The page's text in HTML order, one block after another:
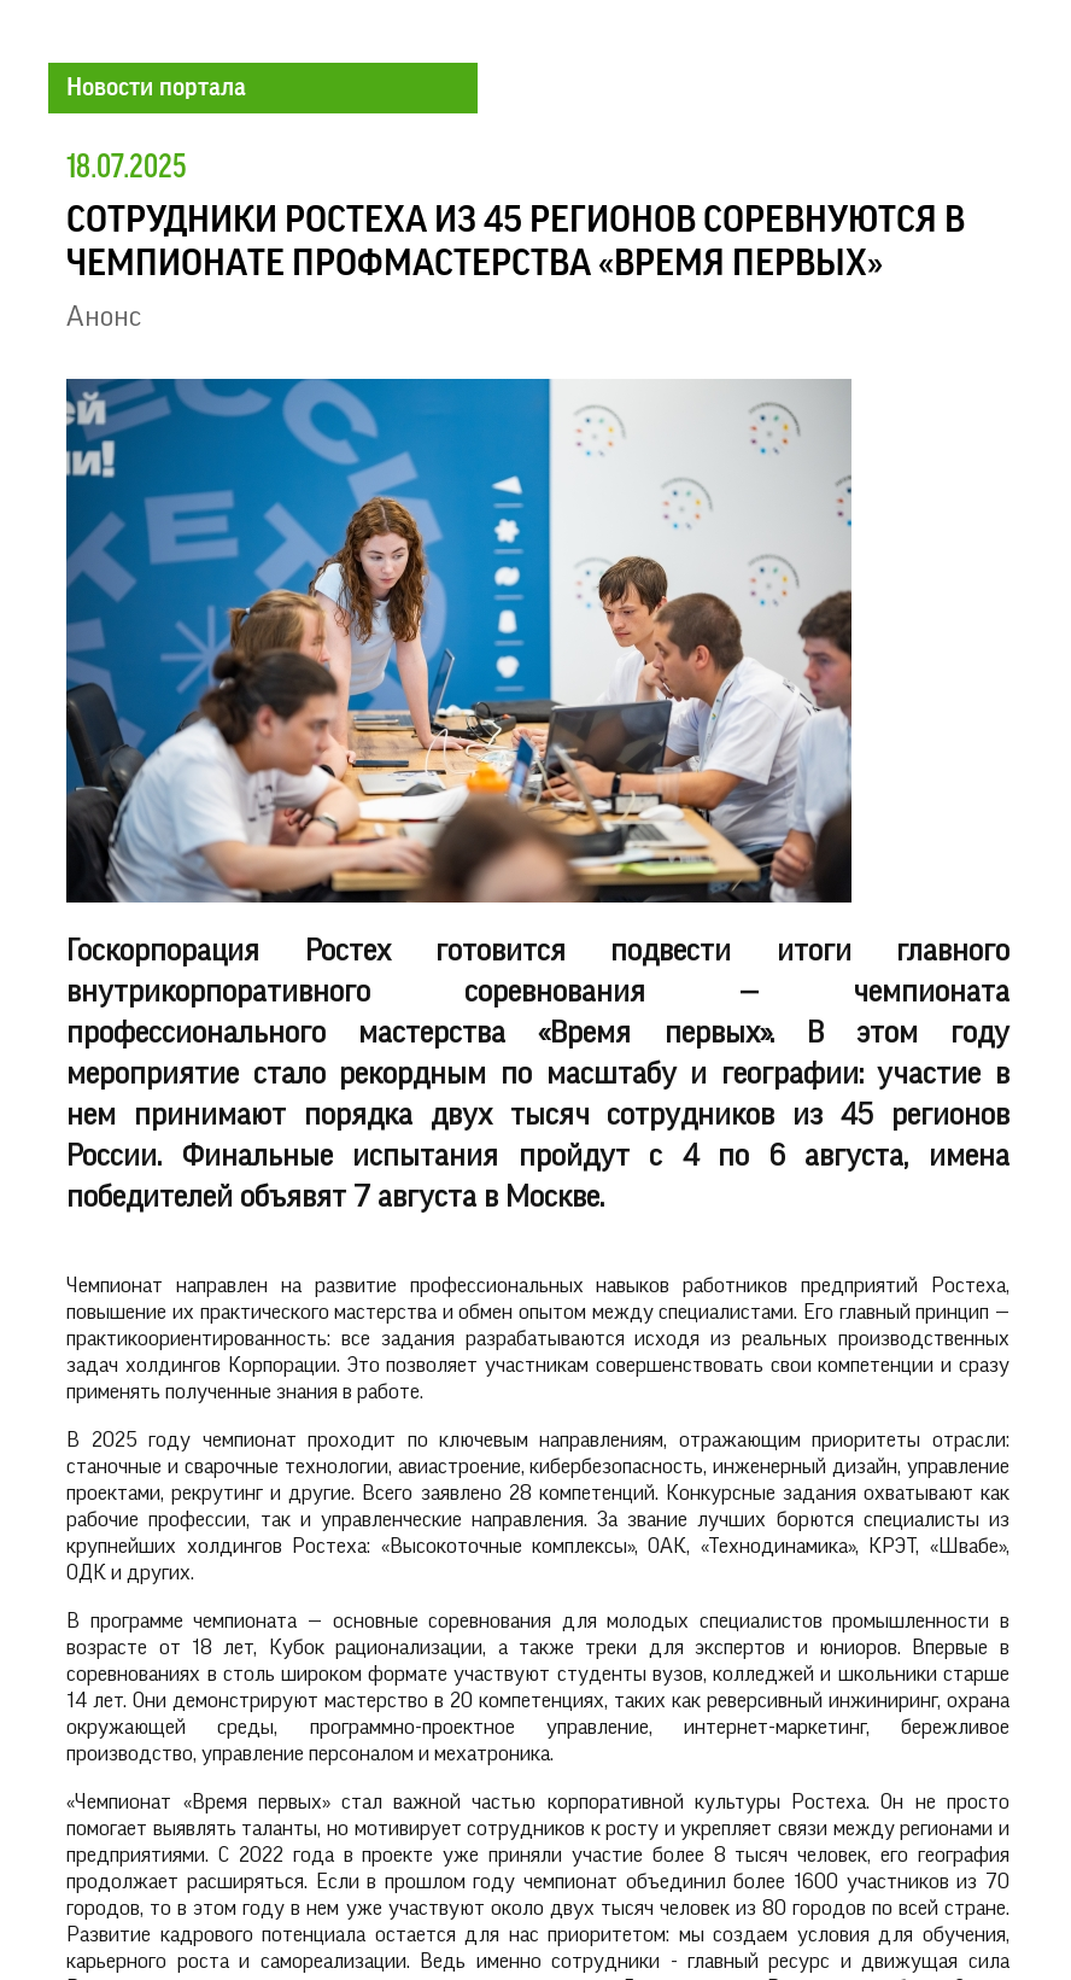
Новости портала
18.07.2025
СОТРУДНИКИ РОСТЕХА ИЗ 45 РЕГИОНОВ СОРЕВНУЮТСЯ В
ЧЕМПИОНАТЕ ПРОФМАСТЕРСТВА «ВРЕМЯ ПЕРВЫХ»
Анонс
Госкорпорация Ростех готовится подвести итоги главного
внутрикорпоративного соревнования — чемпионата
профессионального мастерства «Время первых». В этом году
мероприятие стало рекордным по масштабу и географии: участие в
нем принимают порядка двух тысяч сотрудников из 45 регионов
России. Финальные испытания пройдут с 4 по 6 августа, имена
победителей объявят 7 августа в Москве.
Чемпионат направлен на развитие профессиональных навыков работников предприятий Ростеха,
повышение их практического мастерства и обмен опытом между специалистами. Его главный принцип —
практикоориентированность: все задания разрабатываются исходя из реальных производственных
задач холдингов Корпорации. Это позволяет участникам совершенствовать свои компетенции и сразу
применять полученные знания в работе.
В 2025 году чемпионат проходит по ключевым направлениям, отражающим приоритеты отрасли:
станочные и сварочные технологии, авиастроение, кибербезопасность, инженерный дизайн, управление
проектами, рекрутинг и другие. Всего заявлено 28 компетенций. Конкурсные задания охватывают как
рабочие профессии, так и управленческие направления. За звание лучших борются специалисты из
крупнейших холдингов Ростеха: «Высокоточные комплексы», ОАК, «Технодинамика», КРЭТ, «Швабе»,
ОДК и других.
В программе чемпионата — основные соревнования для молодых специалистов промышленности в
возрасте от 18 лет, Кубок рационализации, а также треки для экспертов и юниоров. Впервые в
соревнованиях в столь широком формате участвуют студенты вузов, колледжей и школьники старше
14 лет. Они демонстрируют мастерство в 20 компетенциях, таких как реверсивный инжиниринг, охрана
окружающей среды, программно-проектное управление, интернет-маркетинг, бережливое
производство, управление персоналом и мехатроника.
«Чемпионат «Время первых» стал важной частью корпоративной культуры Ростеха. Он не просто
помогает выявлять таланты, но мотивирует сотрудников к росту и укрепляет связи между регионами и
предприятиями. С 2022 года в проекте уже приняли участие более 8 тысяч человек, его география
продолжает расширяться. Если в прошлом году чемпионат объединил более 1600 участников из 70
городов, то в этом году в нем уже участвуют около двух тысяч человек из 80 городов по всей стране.
Развитие кадрового потенциала остается для нас приоритетом: мы создаем условия для обучения,
карьерного роста и самореализации. Ведь именно сотрудники - главный ресурс и движущая сила